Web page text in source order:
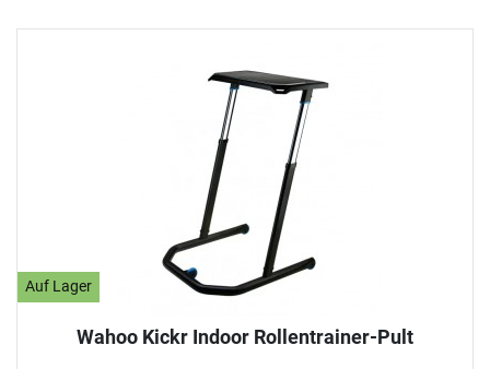
Auf Lager
Wahoo Kickr Indoor Rollentrainer-Pult